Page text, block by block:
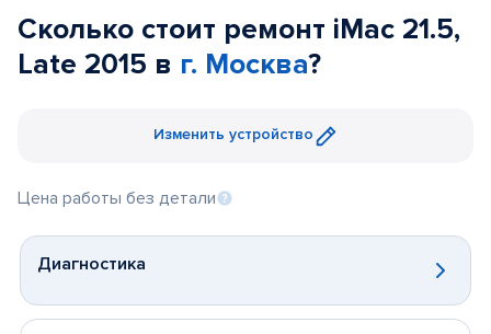
Сколько стоит ремонт iMac 21.5,
Late 2015 в г. Москва?
Изменить устройство
Цена работы без детали
Диагностика